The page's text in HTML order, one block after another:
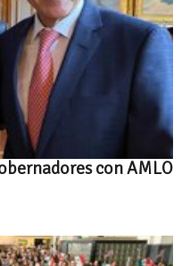
con AMLO